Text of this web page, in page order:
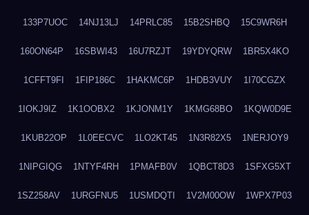
133P7UOC 14NJ13LJ 14PRLC85 15B2SHBQ 15C9WR6H
160ON64P 16SBWI43 16U7RZJT 19YDYQRW 1BR5X4KO
1CFFT9FI 1FIP186C 1HAKMC6P 1HDB3VUY 1I70CGZX
1IOKJ9IZ 1K1OOBX2 1KJONM1Y 1KMG68BO 1KQW0D9E
1KUB22OP 1L0EECVC 1LO2KT45 1N3R82X5 1NERJOY9
1NIPGIQG 1NTYF4RH 1PMAFB0V 1QBCT8D3 1SFXG5XT
1SZ258AV 1URGFNU5 1USMDQTI 1V2M00OW 1WPX7P03